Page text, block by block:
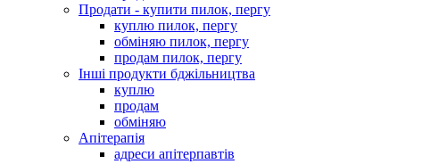
Продати - купити пилок, пергу
куплю пилок, пергу
обміняю пилок, пергу
продам пилок, пергу
Інші продукти бджільництва
куплю
продам
обміняю
Апітерапія
адреси апітерпавтів